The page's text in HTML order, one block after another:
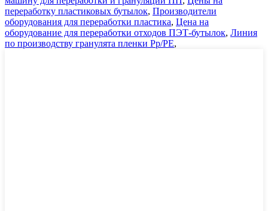
переработку пластиковых бутылок, Производители
оборудования для переработки пластика, Цена на
оборудование для переработки отходов ПЭТ-бутылок, Линия
по производству гранулята пленки Pp/PE,